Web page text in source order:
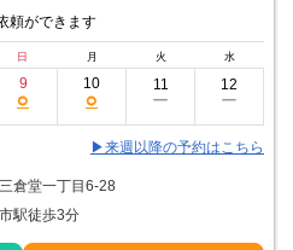
頼ができます
日 月 火 水
9
○
10
○
11
ー
12
ー
▶来週以降の予約はこちら
倉堂一丁目6-28
駅徒歩3分